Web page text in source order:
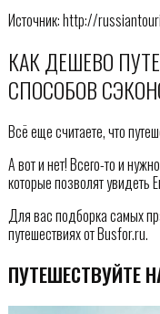
Источник: http://
КАК ДЕШЕВО
СПОСОБОВ
Всё еще считаете, что
А вот и нет! Всего-то и
которые позволят увидеть
Для вас подборка самых
путешествиях от Busfor.ru.
ПУТЕШЕСТВУЙТЕ